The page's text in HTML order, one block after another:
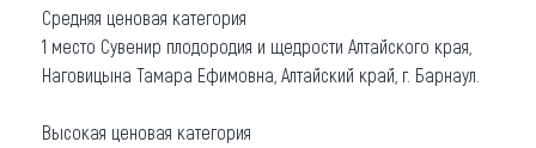
Средняя ценовая категория
1 место Сувенир плодородия и щедрости Алтайского края,
Наговицына Тамара Ефимовна, Алтайский край, г. Барнаул.
Высокая ценовая категория